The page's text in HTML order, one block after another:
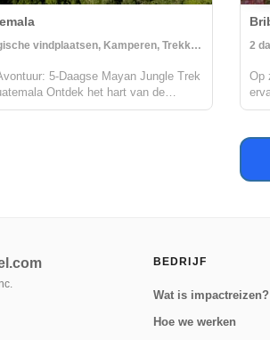
5 dagen | Archeologische vindplaatsen, Kamperen, Trekking
5-Daagse Mayan Jungle Trek
Ontdek het hart van de
onze 5-daagse jungle-expeditie naar
2
Op
BEDRIJF
Wat is impactreizen?
Hoe we werken